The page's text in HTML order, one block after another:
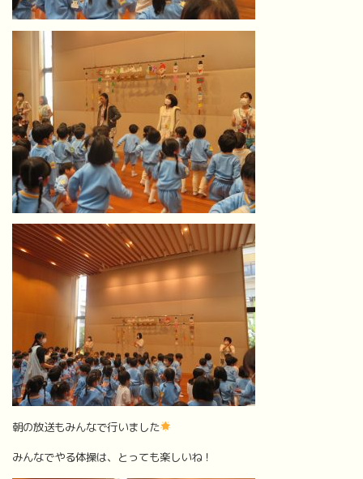
朝の放送もみんなで行いました
みんなでやる体操は、とっても楽しいね！